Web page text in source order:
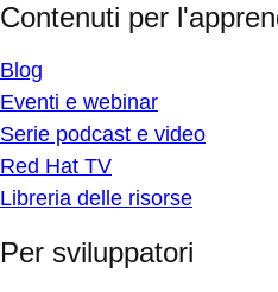
Contenuti per
Blog
Eventi e webinar
Serie podcast e video
Red Hat TV
Libreria delle risorse
Per sviluppatori